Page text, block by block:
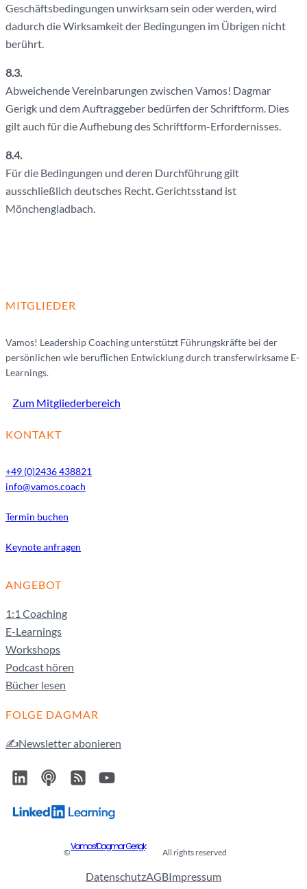
Geschäftsbedingungen unwirksam sein oder werden, wird
dadurch die Wirksamkeit der Bedingungen im Übrigen nicht
berührt.
8.3.
Abweichende Vereinbarungen zwischen Vamos! Dagmar
Gerigk und dem Auftraggeber bedürfen der Schriftform. Dies
gilt auch für die Aufhebung des Schriftform-Erfordernisses.
8.4.
Für die Bedingungen und deren Durchführung gilt
ausschließlich deutsches Recht. Gerichtsstand ist
Mönchengladbach.
MITGLIEDER
Vamos! Leadership Coaching unterstützt Führungskräfte bei der
persönlichen wie beruflichen Entwicklung durch transferwirksame E-
Learnings.
Zum Mitgliederbereich
KONTAKT
+49 (0)2436 438821
info@vamos.coach
Termin buchen
Keynote anfragen
ANGEBOT
1:1 Coaching
E-Learnings
Workshops
Podcast hören
Bücher lesen
FOLGE DAGMAR
✍️Newsletter abonieren
©
Vamos! Dagmar Gerigk
All rights reserved
DatenschutzAGBImpressum